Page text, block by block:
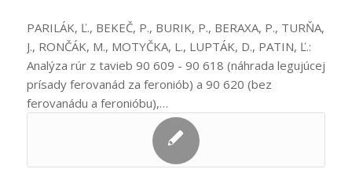
PARILÁK, Ľ., BEKEČ, P., BURIK, P., BERAXA, P., TURŇA,
J., RONČÁK, M., MOTYČKA, L., LUPTÁK, D., PATIN, Ľ.:
Analýza rúr z tavieb 90 609 - 90 618 (náhrada legujúcej
prísady ferovanád za feroniób) a 90 620 (bez
ferovanádu a feronióbu),…